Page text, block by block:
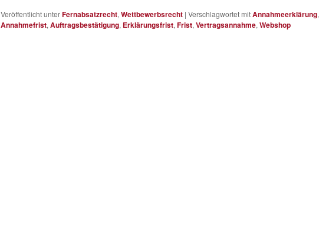
Veröffentlicht unterFernabsatzrecht, Wettbewerbsrecht | Verschlagwortet mitAnnahmeerklärung,
Annahmefrist, Auftragsbestätigung, Erklärungsfrist, Frist, Vertragsannahme, Webshop